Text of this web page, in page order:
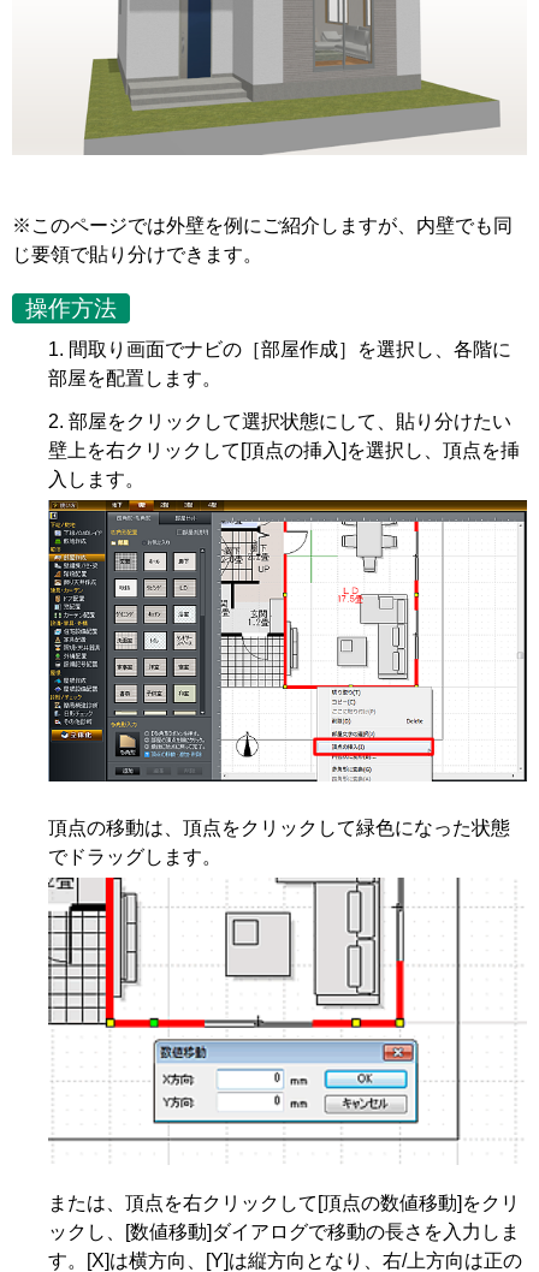
※このページでは外壁を例にご紹介しますが、内壁でも同
じ要領で貼り分けできます。
操作方法
間取り画面でナビの［部屋作成］を選択し、各階に
部屋を配置します。
部屋をクリックして選択状態にして、貼り分けたい
壁上を右クリックして[頂点の挿入]を選択し、頂点を挿
入します。
頂点の移動は、頂点をクリックして緑色になった状態
でドラッグします。
または、頂点を右クリックして[頂点の数値移動]をクリ
ックし、[数値移動]ダイアログで移動の長さを入力しま
す。[X]は横方向、[Y]は縦方向となり、右/上方向は正の